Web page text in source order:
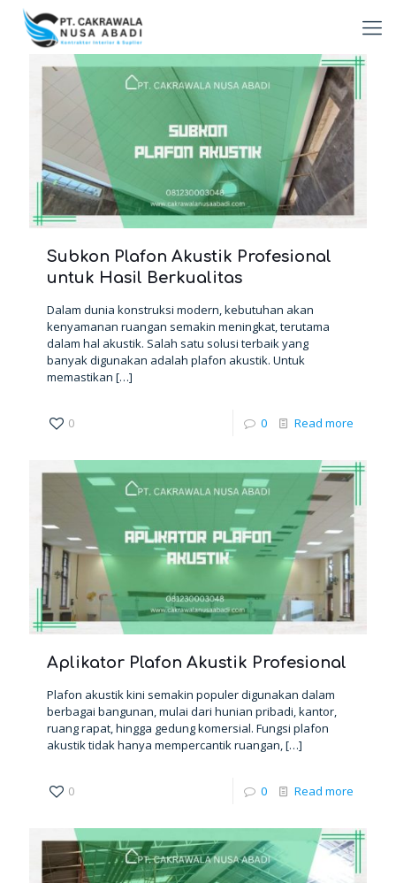
Subkon Plafon Akustik Profesional
untuk Hasil Berkualitas
Dalam dunia konstruksi modern, kebutuhan akan
kenyamanan ruangan semakin meningkat, terutama
dalam hal akustik. Salah satu solusi terbaik yang
banyak digunakan adalah plafon akustik. Untuk
memastikan […]
0 0 Read more
Aplikator Plafon Akustik Profesional
Plafon akustik kini semakin populer digunakan dalam
berbagai bangunan, mulai dari hunian pribadi, kantor,
ruang rapat, hingga gedung komersial. Fungsi plafon
akustik tidak hanya mempercantik ruangan, […]
0 0 Read more